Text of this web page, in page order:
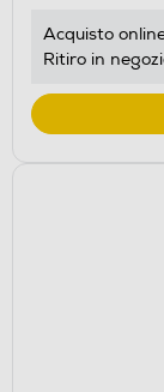
Acquisto
Ritiro in